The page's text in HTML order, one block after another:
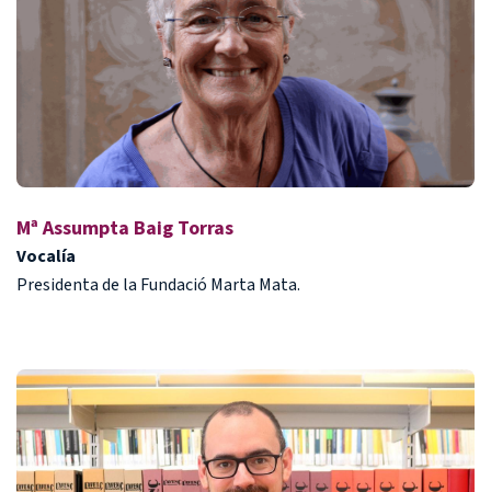
Mª Assumpta Baig Torras
Vocalía
Presidenta de la Fundació Marta Mata.